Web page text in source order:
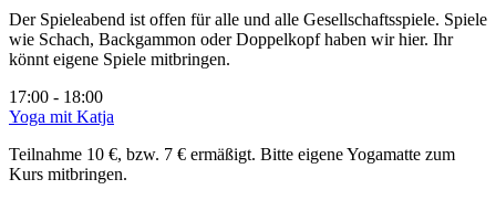
Der Spieleabend ist offen für alle und alle Gesellschaftsspiele. Spiele
wie Schach, Backgammon oder Doppelkopf haben wir hier. Ihr
könnt eigene Spiele mitbringen.
17:00 - 18:00
Yoga mit Katja
Teilnahme 10 €, bzw. 7 € ermäßigt. Bitte eigene Yogamatte zum
Kurs mitbringen.